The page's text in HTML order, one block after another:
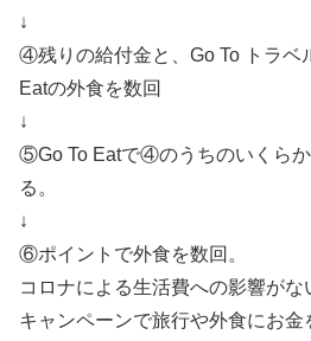
↓
④残りの給付金と、Go To トラベ
Eatの外食を数回
↓
⑤Go To Eatで④のうちのいくらか
る。
↓
⑥ポイントで外食を数回。
コロナによる生活費への影響が
キャンペーンで旅行や外食にお